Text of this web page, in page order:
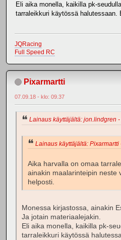
Eli aika monella, kaikilla pk-
tarraleikkuri käytössä halutessaan.
JQRacing
Full Speed RC
Pixarmartti
07.09.18 - klo: 09.37
Lainaus käyttäjältä: jon.lindgren
Lainaus käyttäjältä:
Aika harvalla on omaa
ainakin maalarinteipin neste
helposti.
Monessa kirjastossa, ainakin
Ja jotain materiaalejakin.
Eli aika monella, kaikilla pk-
tarraleikkuri käytössä